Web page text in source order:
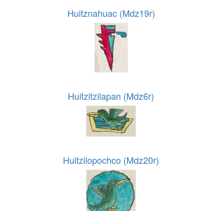
Huitznahuac (Mdz19r)
Huitzitzilapan (Mdz6r)
Huitzilopochco (Mdz20r)